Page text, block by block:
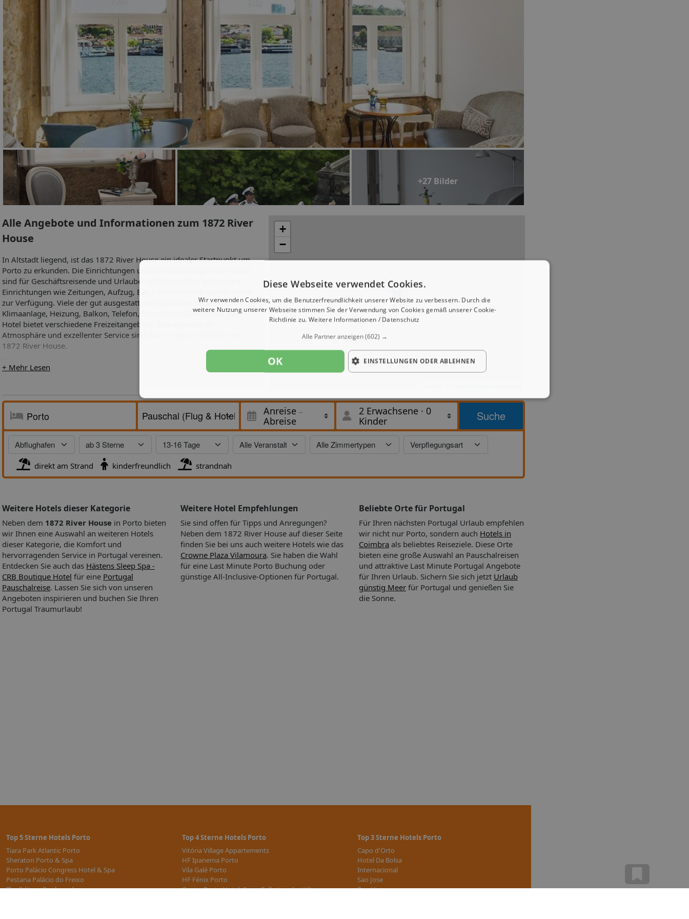
+27 Bilder
Alle Angebote und Informationen zum 1872 River
House
In Altstadt liegend, ist das 1872 River House ein idealer Startpunkt um
Porto zu erkunden. Die Einrichtungen und Dienstleistungen des Hotels
sind für Geschäftsreisende und Urlauber gleichermaßen interessant.
Einrichtungen wie Zeitungen, Aufzug, Bar, Fahrradverleih stehen Ihnen
zur Verfügung. Viele der gut ausgestatteten Gästezimmer verfügen über
Klimaanlage, Heizung, Balkon, Telefon, Fernseher LCD/Plasma. Das
Hotel bietet verschiedene Freizeitangebote. Eine einladende
Atmosphäre und exzellenter Service sind nur einige der Vorteile des
1872 River House.
Ausstattung:
- WLAN
- Videospielraum
- Klimaanlage
- Wäscheservice
- Gepäckraum
Verpflegung:
Kinder:
- Kinderspielzimmer
+ Mehr Lesen
+
−
Anreise
Abreise
2 Erwachsene · 0
Kinder
Suche
direkt am Strand kinderfreundlich strandnah
Weitere Hotels dieser Kategorie
Neben dem 1872 River House in Porto bieten
wir Ihnen eine Auswahl an weiteren Hotels
dieser Kategorie, die Komfort und
hervorragenden Service in Portugal vereinen.
Entdecken Sie auch das Hästens Sleep Spa -
CRB Boutique Hotel für eine Portugal
Pauschalreise. Lassen Sie sich von unseren
Angeboten inspirieren und buchen Sie Ihren
Portugal Traumurlaub!
Weitere Hotel Empfehlungen
Sie sind offen für Tipps und Anregungen?
Neben dem 1872 River House auf dieser Seite
finden Sie bei uns auch weitere Hotels wie das
Crowne Plaza Vilamoura. Sie haben die Wahl
für eine Last Minute Porto Buchung oder
günstige All-Inclusive-Optionen für Portugal.
Beliebte Orte für Portugal
Für Ihren nächsten Portugal Urlaub empfehlen
wir nicht nur Porto, sondern auch Hotels in
Coimbra als beliebtes Reiseziele. Diese Orte
bieten eine große Auswahl an Pauschalreisen
und attraktive Last Minute Portugal Angebote
für Ihren Urlaub. Sichern Sie sich jetzt Urlaub
günstig Meer für Portugal und genießen Sie
die Sonne.
Top 5 Sterne Hotels Porto
Tiara Park Atlantic Porto
Sheraton Porto & Spa
Porto Palácio Congress Hotel & Spa
Pestana Palácio do Freixo
The Editory Boulevard
Top 4 Sterne Hotels Porto
Vitória Village Appartements
HF Ipanema Porto
Vila Galé Porto
HF Fénix Porto
Cenica Porto Hotel, Curio Collection by Hilton
Top 3 Sterne Hotels Porto
Capo d'Orto
Hotel Da Bolsa
Internacional
Sao Jose
Boa-Vista
Diese Webseite verwendet Cookies.
Wir verwenden Cookies, um die Benutzerfreundlichkeit unserer Website zu verbessern. Durch die
weitere Nutzung unserer Webseite stimmen Sie der Verwendung von Cookies gemäß unserer Cookie-
Richtlinie zu. Weitere Informationen / Datenschutz
Alle Partner anzeigen(602) →
OK EINSTELLUNGEN ODER ABLEHNEN